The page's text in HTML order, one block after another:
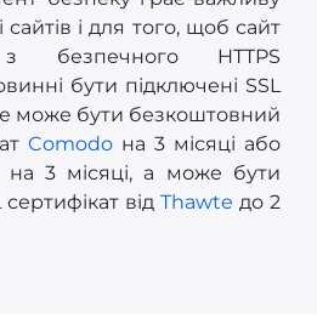
сайтів і для того, щоб сайт
безпечного HTTPS
бути підключені SSL
може бути безкоштовний
Comodo на 3 місяці або
3 місяці, а може бути
від Thawte до 2